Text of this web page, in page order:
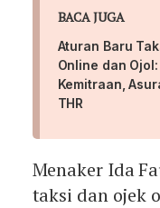
BACA JUGA
Aturan Baru
Online dan
Kemitraan,
THR
Menaker Ida
taksi dan ojek